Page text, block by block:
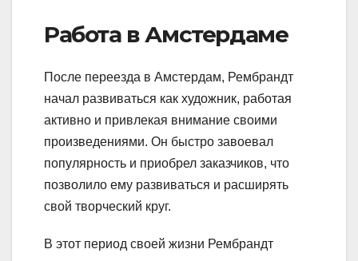
Работа в Амстердаме
После переезда в Амстердам, Рембрандт
начал развиваться как художник, работая
активно и привлекая внимание своими
произведениями. Он быстро завоевал
популярность и приобрел заказчиков, что
позволило ему развиваться и расширять
свой творческий круг.
В этот период своей жизни Рембрандт